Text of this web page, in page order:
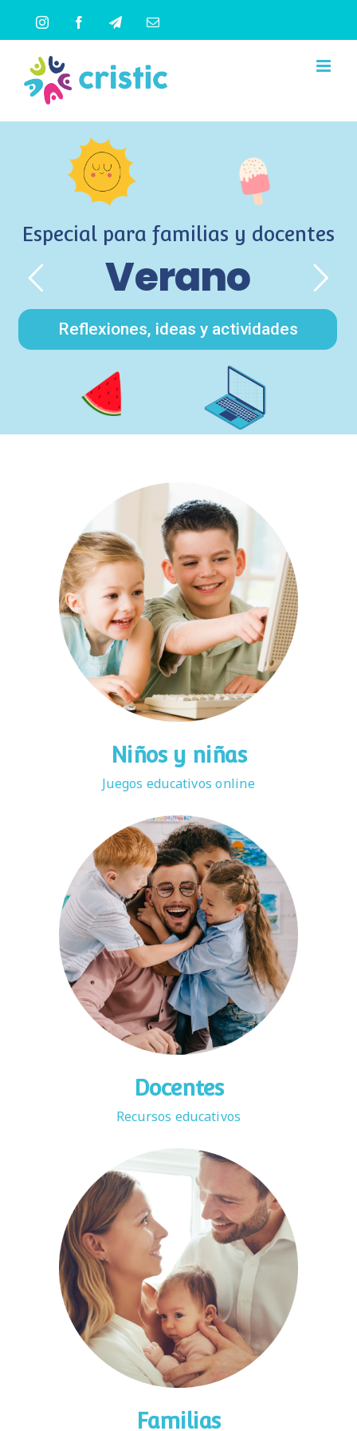
contenido
InstagramFacebookTelegramCorreo
Reflexiones, ideas y actividades
Verano
Especial para familias y docentes
Niños y niñas
Juegos educativos online
Docentes
Recursos educativos
Familias